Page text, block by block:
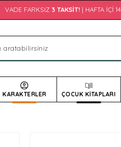
VADE FARKSIZ 3 TAKSIT! | HAFTA İÇI
KARAKTERLER ÇOCUK KİTAPLARI